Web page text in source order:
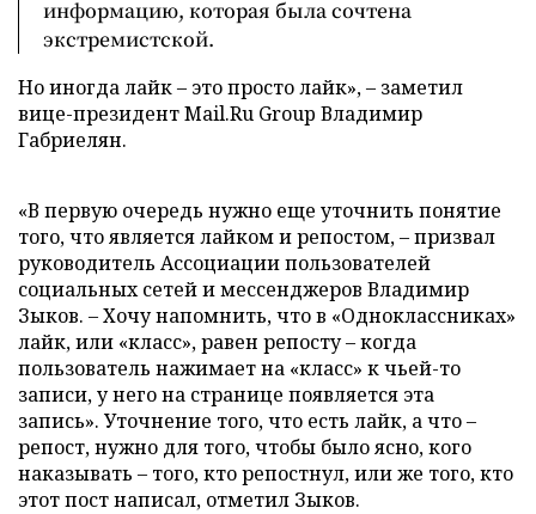
информацию, которая была сочтена
экстремистской.
Но иногда лайк – это просто лайк», – заметил
вице-президент Mail.Ru Group Владимир
Габриелян.
«В первую очередь нужно еще уточнить понятие
того, что является лайком и репостом, – призвал
руководитель Ассоциации пользователей
социальных сетей и мессенджеров Владимир
Зыков. – Хочу напомнить, что в «Одноклассниках»
лайк, или «класс», равен репосту – когда
пользователь нажимает на «класс» к чьей-то
записи, у него на странице появляется эта
запись». Уточнение того, что есть лайк, а что –
репост, нужно для того, чтобы было ясно, кого
наказывать – того, кто репостнул, или же того, кто
этот пост написал, отметил Зыков.